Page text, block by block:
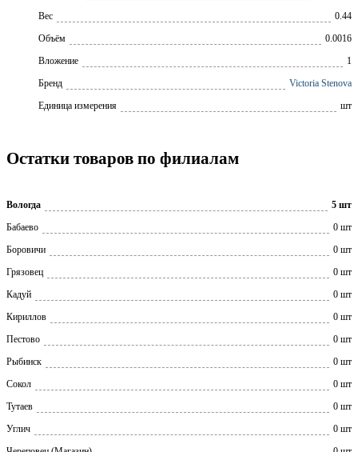
Вес
0.44
Объём
0.0016
Вложение
1
Бренд
Victoria Stenova
Единица измерения
шт
Остатки товаров по филиалам
Вологда
5 шт
Бабаево
0 шт
Боровичи
0 шт
Грязовец
0 шт
Кадуй
0 шт
Кириллов
0 шт
Пестово
0 шт
Рыбинск
0 шт
Сокол
0 шт
Тутаев
0 шт
Углич
0 шт